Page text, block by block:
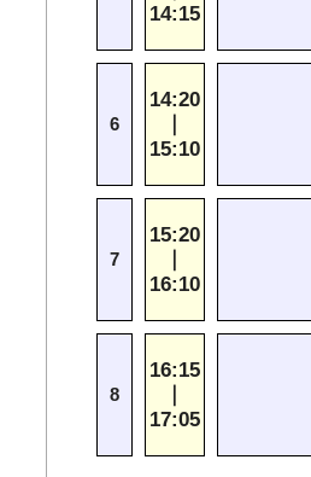
14:15
6
14:20
15:10
7
15:20
16:10
8
16:15
17:05